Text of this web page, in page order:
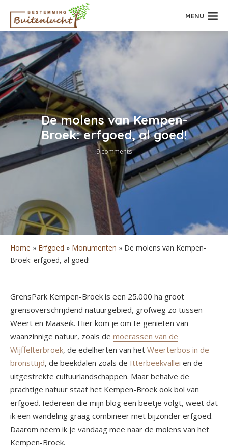
MENU
De molens van Kempen-
Broek: erfgoed, al goed!
9 comments
Home » Erfgoed » Monumenten » De molens van Kempen-
Broek: erfgoed, al goed!
GrensPark Kempen-Broek is een 25.000 ha groot
grensoverschrijdend natuurgebied, grofweg zo tussen
Weert en Maaseik. Hier kom je om te genieten van
waanzinnige natuur, zoals de moerassen van de
Wijffelterbroek, de edelherten van het Weerterbos in de
bronsttijd, de beekdalen zoals de Itterbeekvallei en de
uitgestrekte cultuurlandschappen. Maar behalve de
prachtige natuur staat het Kempen-Broek ook bol van
erfgoed. Iedereen die mijn blog een beetje volgt, weet dat
ik een wandeling graag combineer met bijzonder erfgoed.
Daarom neem ik je vandaag mee naar de molens van het
Kempen-Broek.